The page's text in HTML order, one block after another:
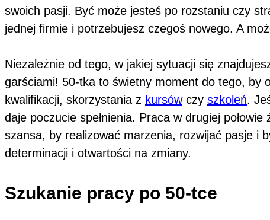
swoich pasji. Być może jesteś po rozstaniu czy
jednej firmie i potrzebujesz czegoś nowego. A
Niezależnie od tego, w jakiej sytuacji się
garściami! 50-tka to świetny moment do tego, by
kwalifikacji, skorzystania z kursówczy szkoleń.
daje poczucie spełnienia. Praca w drugiej
szansa, by realizować marzenia, rozwijać pasje i
determinacji i otwartości na zmiany.
Szukanie pracy po 50-tce